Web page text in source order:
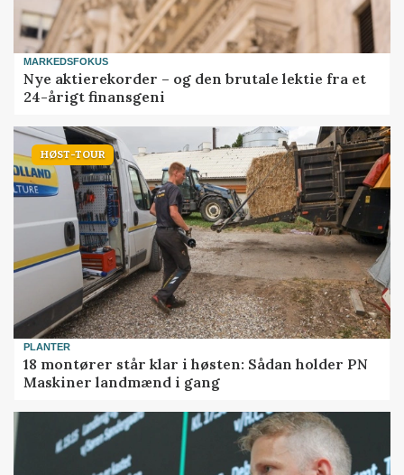
MARKEDSFOKUS
Nye aktierekorder – og den brutale lektie fra et
24-årigt finansgeni
HØST-TOUR
PLANTER
18 montører står klar i høsten: Sådan holder PN
Maskiner landmænd i gang